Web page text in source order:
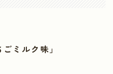
ミルク味」